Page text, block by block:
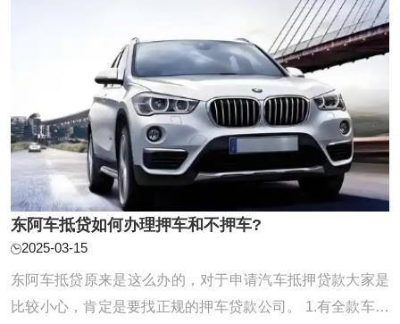
东阿车抵贷如何办理押车和不押车?
2025-03-15
东阿车抵贷原来是这么办的，对于申请汽车抵押贷款大家是
比较小心，肯定是要找正规的押车贷款公司。 1.有全款车或